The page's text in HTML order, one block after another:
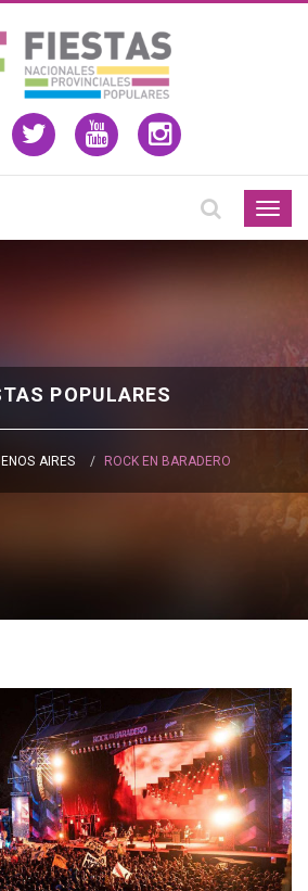
POPULARES
AIRES ROCK EN BARADERO